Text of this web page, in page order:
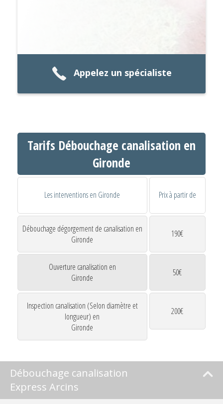
Appelez un spécialiste
Tarifs Débouchage canalisation en
Gironde
Les interventions en Gironde Prix à partir de
Débouchage dégorgement de canalisation en
Gironde
190€
Ouverture canalisation en
Gironde
50€
Inspection canalisation (Selon diamètre et
longueur) en
Gironde
200€
Débouchage canalisation
Express Arcins